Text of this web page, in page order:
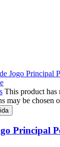
This product has
may be chosen
Principal